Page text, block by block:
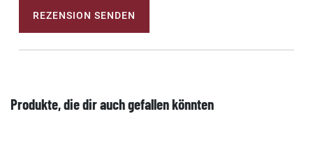
REZENSION SENDEN
Produkte, die dir auch gefallen könnten